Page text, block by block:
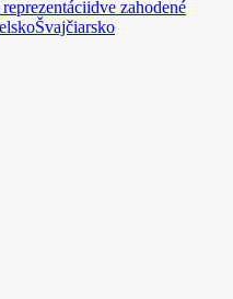
dve zahodené
Švajčiarsko